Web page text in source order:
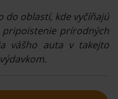
do oblastí, kde vyčíňajú
prírodných
vášho auta v takejto